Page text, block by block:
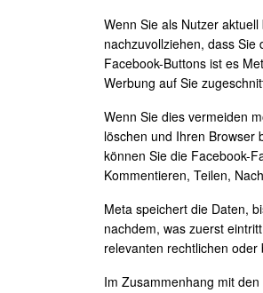
Wenn Sie als Nutzer
nachzuvollziehen, dass
Facebook-Buttons ist es
Werbung auf Sie
Wenn Sie dies vermeiden
löschen und Ihren Browser
können Sie die Facebook-
Kommentieren, Teilen,
Meta speichert die Daten,
nachdem, was zuerst
relevanten rechtlichen
Im Zusammenhang mit